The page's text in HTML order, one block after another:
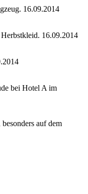
16.09.2014
16.09.2014
bei Hotel A im
auf dem